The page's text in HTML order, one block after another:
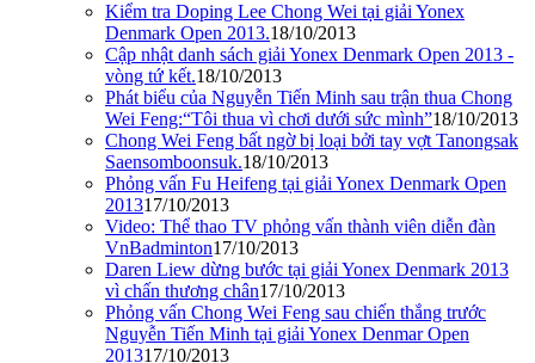
Kiểm tra Doping Lee Chong Wei tại giải Yonex
Denmark Open 2013.18/10/2013
Cập nhật danh sách giải Yonex Denmark Open 2013 -
vòng tứ kết.18/10/2013
Phát biểu của Nguyễn Tiến Minh sau trận thua Chong
Wei Feng:“Tôi thua vì chơi dưới sức mình”18/10/2013
Chong Wei Feng bất ngờ bị loại bởi tay vợt Tanongsak
Saensomboonsuk.18/10/2013
Phỏng vấn Fu Heifeng tại giải Yonex Denmark Open
201317/10/2013
Video: Thể thao TV phỏng vấn thành viên diễn đàn
VnBadminton17/10/2013
Daren Liew dừng bước tại giải Yonex Denmark 2013
vì chấn thương chân17/10/2013
Phỏng vấn Chong Wei Feng sau chiến thắng trước
Nguyễn Tiến Minh tại giải Yonex Denmar Open
201317/10/2013